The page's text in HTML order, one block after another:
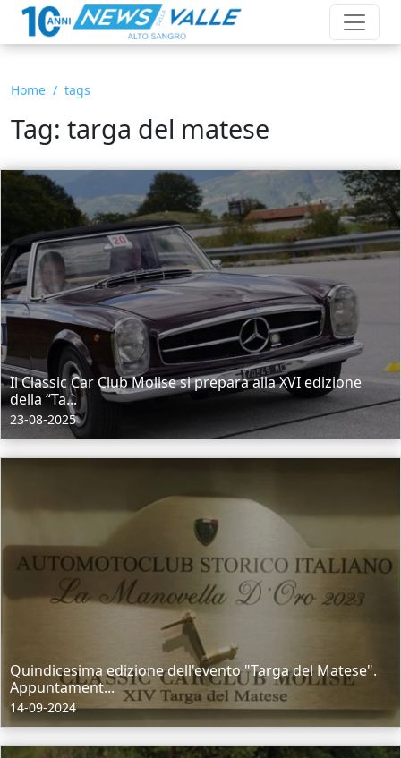
Home tags
Tag: targa del matese
Il Classic Car Club Molise si prepara alla XVI edizione
della “Ta...
23-08-2025
Quindicesima edizione dell'evento "Targa del Matese".
Appuntament...
14-09-2024